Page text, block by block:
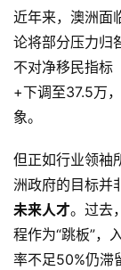
近年来，澳洲面
论将部分压力归
不对净移民指标
+下调至37.5万
象。
但正如行业领袖
洲政府的目标并
未来人才。过去
程作为“跳板”，
率不足50%仍滞